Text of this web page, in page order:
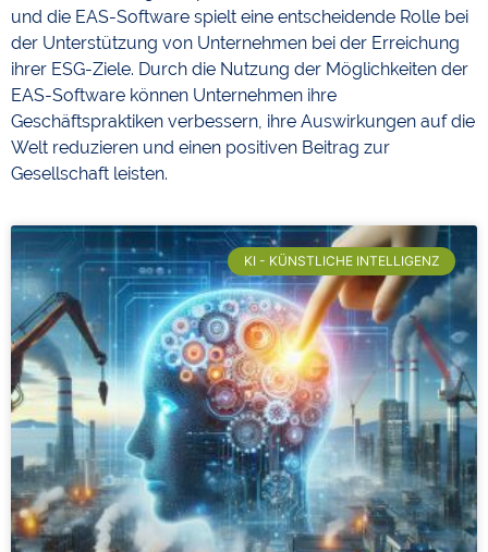
und die EAS-Software spielt eine entscheidende Rolle bei
der Unterstützung von Unternehmen bei der Erreichung
ihrer ESG-Ziele. Durch die Nutzung der Möglichkeiten der
EAS-Software können Unternehmen ihre
Geschäftspraktiken verbessern, ihre Auswirkungen auf die
Welt reduzieren und einen positiven Beitrag zur
Gesellschaft leisten.
KI - KÜNSTLICHE INTELLIGENZ